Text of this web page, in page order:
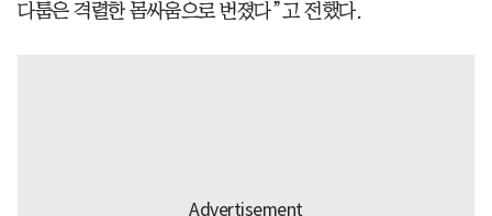
다툼은 격렬한 몸싸움으로 번졌다”고 전했다.